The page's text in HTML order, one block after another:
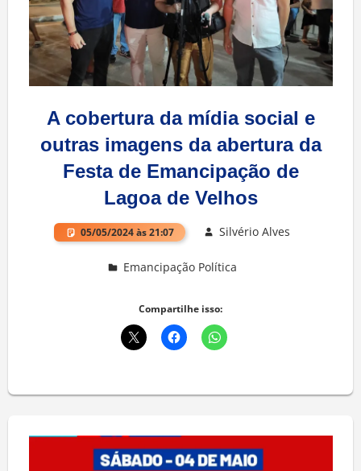
A cobertura da mídia social e
outras imagens da abertura da
Festa de Emancipação de
Lagoa de Velhos
05/05/2024 às 21:07 Silvério Alves
Emancipação Política
Compartilhe isso: